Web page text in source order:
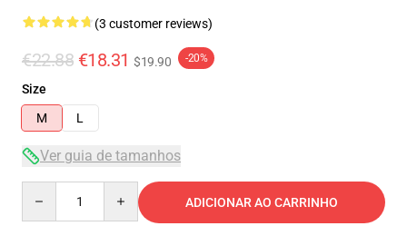
(3 customer reviews)
€22.88 €18.31 $19.90 -20%
Size
M
L
Ver guia de tamanhos
ADICIONAR AO CARRINHO